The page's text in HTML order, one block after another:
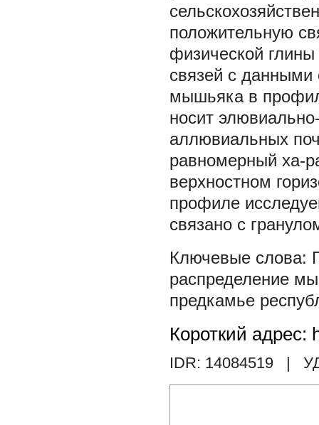
положительную
физической
связей с данными
мышьяка в
носит
аллювиальных
равномерный ха-
верхностном
профиле
связано с
распределение
предкамье
Короткий адрес:
IDR: 14084519 |